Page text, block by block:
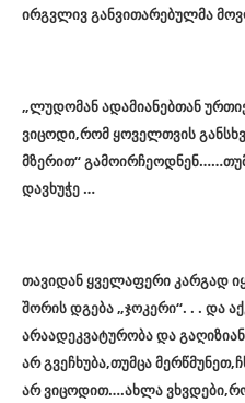
ირგვლივ განვითარებულმა
„ლუდომან ადამიანებთან
ვიცოდი,რომ ყოველთვის
მზერით“
დავხუჭე …
თავიდან ყველაფერი კარგად
შორის დგება „ჯოკერი“. . . და
არაადეკვატურობა და
არ გვეჩხუბა,თუმცა
არ ვიცოდით….ახლა